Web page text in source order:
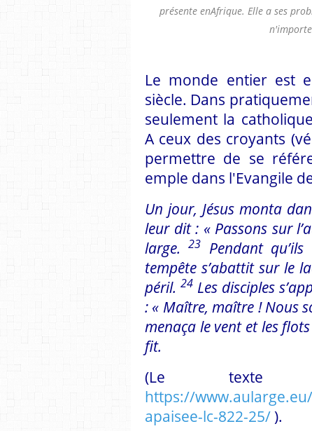
présente enAfrique. Elle a ses
Le monde entier est
siècle. Dans
seulement la
A ceux des croyants
permettre de se
emple dans l'Evangile
Un jour, Jésus monta
leur dit : « Passons sur
large.23 Pendant
tempête s’abattit sur le
péril. 24 Les disciples
: « Maître, maître ! Nous
menaça le vent et les
fit.
(Le texte
https://
apaisee-lc-822-25/).